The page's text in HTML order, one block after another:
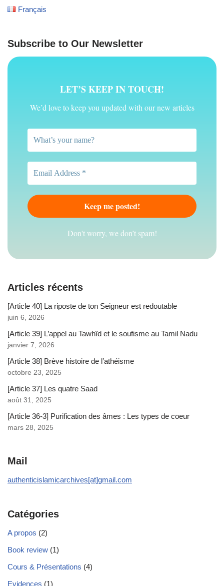
Français
Subscribe to Our Newsletter
LET’S KEEP IN TOUCH!
We’d love to keep you updated with our new articles
Don't worry, we don’t spam!
Articles récents
[Article 40] La riposte de ton Seigneur est redoutable
juin 6, 2026
[Article 39] L’appel au Tawhîd et le soufisme au Tamil Nadu
janvier 7, 2026
[Article 38] Brève histoire de l’athéisme
octobre 23, 2025
[Article 37] Les quatre Saad
août 31, 2025
[Article 36-3] Purification des âmes : Les types de coeur
mars 28, 2025
Mail
authenticislamicarchives[at]gmail.com
Catégories
A propos (2)
Book review (1)
Cours & Présentations (4)
Evidences (1)